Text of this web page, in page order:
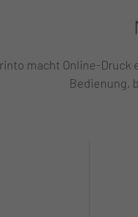
macht Online-Druck
Bedienung,